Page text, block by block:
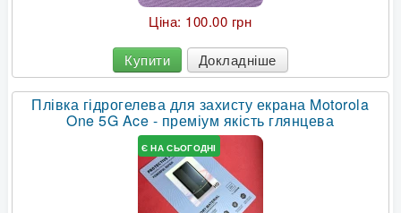
Ціна: 100.00 грн
Купити Докладніше
Плівка гідрогелева для захисту екрана Motorola
One 5G Ace - преміум якість глянцева
Є НА СЬОГОДНІ